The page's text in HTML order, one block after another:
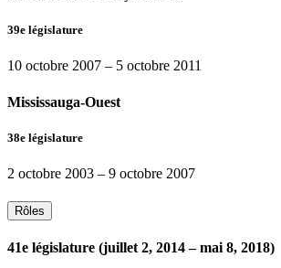
39e législature
10 octobre 2007 – 5 octobre 2011
Mississauga-Ouest
38e législature
2 octobre 2003 – 9 octobre 2007
Rôles
41e législature (juillet 2, 2014 – mai 8, 2018)